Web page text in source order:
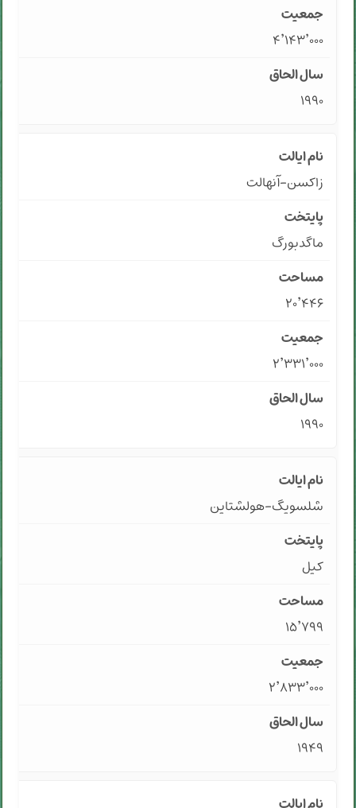
۴٬۱۴۳٬۰۰۰
۱۹۹۰
زاکسن-آنهالت
ماگدبورگ
۲۰٬۴۴۶
۲٬۳۳۱٬۰۰۰
۱۹۹۰
شلسویگ-هولشتاین
کیل
۱۵٬۷۹۹
۲٬۸۳۳٬۰۰۰
۱۹۴۹